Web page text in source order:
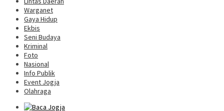
Warganet
Gaya Hidup
Ekbis
Seni Budaya
Kriminal
Foto
Nasional
Info Publik
Event Jogja
Olahraga